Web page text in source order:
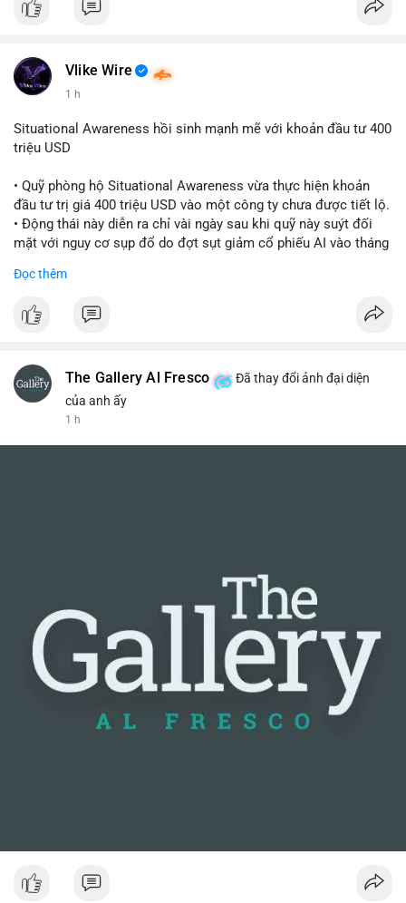
Vlike Wire
1 h
Situational Awareness hồi sinh mạnh mẽ với khoản đầu tư 400
triệu USD
• Quỹ phòng hộ Situational Awareness vừa thực hiện khoản
đầu tư trị giá 400 triệu USD vào một công ty chưa được tiết lộ.
• Động thái này diễn ra chỉ vài ngày sau khi quỹ này suýt đối
mặt với nguy cơ sụp đổ do đợt sụt giảm cổ phiếu AI vào tháng
• Sự trở lại này đánh dấu bước phục hồi đáng chú ý của quỹ
$btc $eth
Đọc thêm
The Gallery Al Fresco
Đã thay đổi ảnh đại diện
của anh ấy
1 h